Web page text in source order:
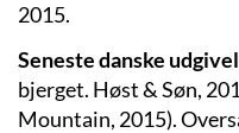
2015.
Seneste danske
bjerget. Høst & Søn,
Mountain, 2015).